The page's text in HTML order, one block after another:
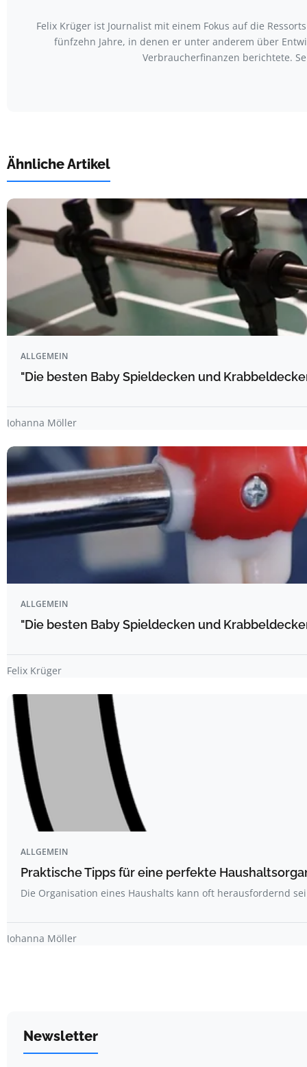
Felix Krüger ist Journalist mit einem Fokus auf die
fünfzehn Jahre, in denen er unter anderem über
Verbraucherfinanzen berichtete.
Ähnliche Artikel
ALLGEMEIN
"Die besten Baby Spieldecken und
Johanna Möller
ALLGEMEIN
"Die besten Baby Spieldecken und
Felix Krüger
ALLGEMEIN
Praktische Tipps für eine perfekte
Die Organisation eines Haushalts kann oft herausfordernd
Johanna Möller
Newsletter